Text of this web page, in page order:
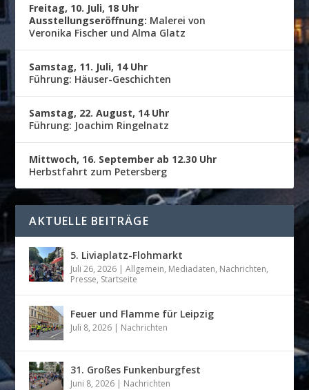
Freitag, 10. Juli, 18 Uhr
Ausstellungseröffnung: Malerei von
Veronika Fischer und Alma Glatz
Samstag, 11. Juli, 14 Uhr
Führung: Häuser-Geschichten
Samstag, 22. August, 14 Uhr
Führung: Joachim Ringelnatz
Mittwoch, 16. September ab 12.30 Uhr
Herbstfahrt zum Petersberg
AKTUELLE BEITRÄGE
5. Liviaplatz-Flohmarkt
Juli 26, 2026 |Allgemein, Mediadaten, Nachrichten,
Presse, Startseite
Feuer und Flamme für Leipzig
Juli 8, 2026 | Nachrichten
31. Großes Funkenburgfest
Juni 8, 2026 | Nachrichten